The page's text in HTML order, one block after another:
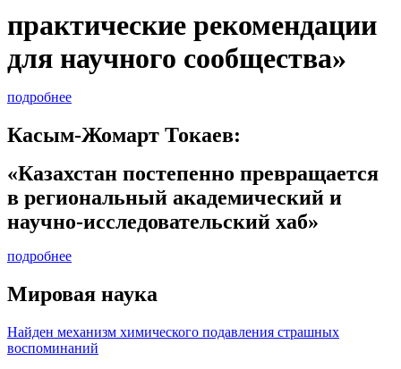
практические рекомендации
для научного сообщества»
подробнее
Касым-Жомарт Токаев:
«Казахстан постепенно превращается
в региональный академический и
научно-исследовательский хаб»
подробнее
Мировая наука
Найден механизм химического подавления страшных
воспоминаний